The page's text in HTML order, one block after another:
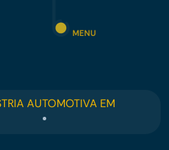
MENU
AUTOMOTIVA EM